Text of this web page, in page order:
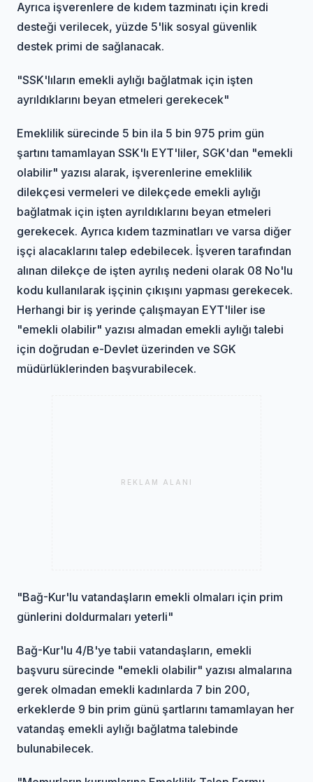
Ayrıca işverenlere de kıdem tazminatı için kredi
desteği verilecek, yüzde 5'lik sosyal güvenlik
destek primi de sağlanacak.
"SSK'lıların emekli aylığı bağlatmak için işten
ayrıldıklarını beyan etmeleri gerekecek"
Emeklilik sürecinde 5 bin ila 5 bin 975 prim gün
şartını tamamlayan SSK'lı EYT'liler, SGK'dan "emekli
olabilir" yazısı alarak, işverenlerine emeklilik
dilekçesi vermeleri ve dilekçede emekli aylığı
bağlatmak için işten ayrıldıklarını beyan etmeleri
gerekecek. Ayrıca kıdem tazminatları ve varsa diğer
işçi alacaklarını talep edebilecek. İşveren tarafından
alınan dilekçe de işten ayrılış nedeni olarak 08 No'lu
kodu kullanılarak işçinin çıkışını yapması gerekecek.
Herhangi bir iş yerinde çalışmayan EYT'liler ise
"emekli olabilir" yazısı almadan emekli aylığı talebi
için doğrudan e-Devlet üzerinden ve SGK
müdürlüklerinden başvurabilecek.
REKLAM ALANI
"Bağ-Kur'lu vatandaşların emekli olmaları için prim
günlerini doldurmaları yeterli"
Bağ-Kur'lu 4/B'ye tabii vatandaşların, emekli
başvuru sürecinde "emekli olabilir" yazısı almalarına
gerek olmadan emekli kadınlarda 7 bin 200,
erkeklerde 9 bin prim günü şartlarını tamamlayan her
vatandaş emekli aylığı bağlatma talebinde
bulunabilecek.